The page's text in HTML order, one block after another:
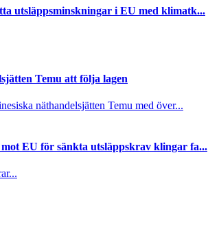
utsläppsminskningar i EU med klimatk...
Temu att följa lagen
näthandelsjätten Temu med över...
EU för sänkta utsläppskrav klingar fa...